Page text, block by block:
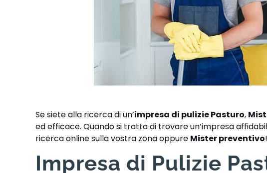
Se siete alla ricerca di un’impresa di pulizie Pasturo,
ed efficace. Quando si tratta di trovare un’impresa
ricerca online sulla vostra zona oppure Mister preventivo!
Impresa di Pulizie